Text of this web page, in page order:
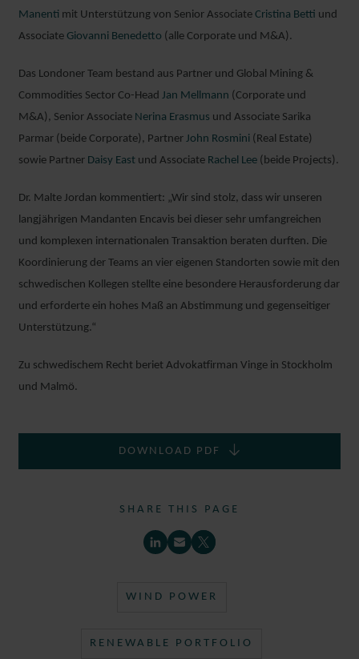
Manenti mit Unterstützung von Senior Associate Cristina Betti und
Associate Giovanni Benedetto (alle Corporate und M&A).
Das Londoner Team bestand aus Partner und Global Mining &
Commodities Sector Co-Head Jan Mellmann (Corporate und
M&A), Senior Associate Nerina Erasmus und Associate Sarika
Parmar (beide Corporate), Partner John Rosmini (Real Estate)
sowie Partner Daisy East und Associate Rachel Lee (beide Projects).
Dr. Malte Jordan kommentiert: „Wir sind stolz, dass wir unseren
langjährigen Mandanten Encavis bei dieser sehr umfangreichen
und komplexen internationalen Transaktion beraten durften. Die
Koordinierung der Teams an vier eigenen Standorten sowie mit den
schwedischen Kollegen stellte eine besondere Herausforderung dar
und erforderte ein hohes Maß an Abstimmung und gegenseitiger
Unterstützung.“
Zu schwedischem Recht beriet Advokatfirman Vinge in Stockholm
und Malmö.
DOWNLOAD PDF
SHARE THIS PAGE
WIND POWER
RENEWABLE PORTFOLIO
DAISY
EAST
PARTNER
LONDON